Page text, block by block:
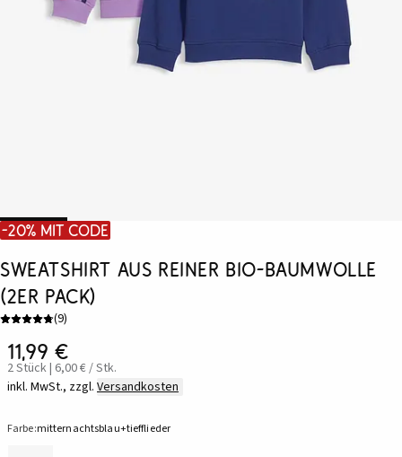
-20% mit Code
Sweatshirt aus reiner Bio-Baumwolle
(2er Pack)
(9)
11,99 €
2 Stück | 6,00 € / Stk.
inkl. MwSt., zzgl. Versandkosten
Farbe:mitternachtsblau+tiefflieder